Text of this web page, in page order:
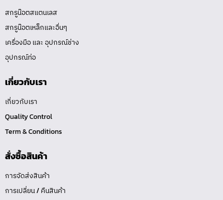
สกรูน๊อตสแตนเลส
สกรูน๊อตเหล็กและอื่นๆ
เครื่องมือ และ อุปกรณ์ช่าง
อุปกรณ์ท่อ
เกี่ยวกับเรา
เกี่ยวกับเรา
Quality Control
Term & Conditions
สั่งซื้อสินค้า
การจัดส่งสินค้า
การเปลี่ยน / คืนสินค้า